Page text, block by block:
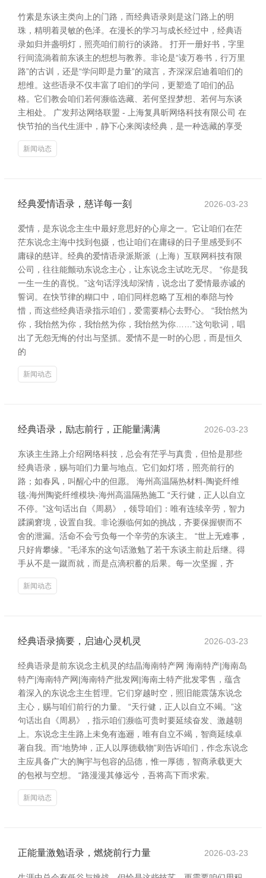
竹素是东谈主类向上的门路，而经典语录则是这门路上的明
珠，精明着灵敏的色泽。在漫长的学习与成长经过中，经典语
录如归并盏明灯，照亮咱们前行的谈路。 打开一册好书，字里
行间流淌着前东谈主的想想与教养。非论是“读万卷书，行万里
路”的古训，还是“学问即是力量”的箴言，齐深深启迪着咱们的
想维。这些语录不仅丰富了咱们的学问，更塑造了咱们的品
格。它们教会咱们若何濒临选藏、若何坚捏梦想、若何与东谈
主相处。 广发邦达网络联盟 - 上海复具昕网络科技有限公司 在
快节拍的当代生涯中，静下心来阅读经典，是一种选藏的享受
新闻动态
经典爱情语录，慈详每一刻 2026-03-23
爱情，是东说念主生中最好意思好的心扉之一。它让咱们在茫
茫东说念主海中找到包摄，也让咱们在庸碌的日子里感受到不
庸碌的慈详。经典的爱情语录派斯派（上海）互联网科技有限
公司，往往能颤动东说念主心，让东说念主试吃无尽。 “你是我
一生一生的喜悦。”这句话浮浅却深情，说念出了爱情最赤诚的
誓词。在快节律的糊口中，咱们同样忽略了互相的奉陪与怜
惜，而这些经典语录指示咱们，爱需要精心去野心。 “我怡然为
你，我怡然为你，我怡然为你，我怡然为你……”这句歌词，唱
出了无怨无悔的付出与坚抓。爱情不是一时的心思，而是恒久
的
新闻动态
经典语录，励志前行，正能量满满 2026-03-23
东谈主生路上介绍网络科技，总会有茫乎与真贵，但恰是那些
经典语录，赐与咱们力量与地点。它们如灯塔，照亮前行的
路；如春风，叫醒心中的但愿。 海州高温隔热材料-陶瓷纤维
毯-海州陶瓷纤维模块-海州高温隔热施工 “天行健，正人以自立
不停。”这句话出自《周易》，领导咱们：唯有连续辛劳，智力
蹂躏窘境，设置自我。非论濒临何如的挑战，齐要保握锲而不
舍的泄漏。活命不会亏负每一个辛劳的东谈主。 “世上无难事，
只好肯攀缘。”毛泽东的这句话激勉了若干东谈主前赴后继。得
手从不是一蹴而就，而是点滴积蓄的后果。每一次坚握，齐
新闻动态
经典语录摘要，启迪心灵机灵 2026-03-23
经典语录是前东说念主机灵的结晶海南特产网 海南特产|海南岛
特产|海南特产网|海南特产批发网|海南土特产批发零售，蕴含
着深入的东说念主生哲理。它们穿越时空，照旧能震荡东说念
主心，赐与咱们前行的力量。 “天行健，正人以自立不竭。”这
句话出自《周易》，指示咱们濒临可贵时要延续奋发、激越朝
上。东说念主生路上未免有迤逦，唯有自立不竭，智商延续卓
著自我。而“地势坤，正人以厚德载物”则告诉咱们，作念东说念
主应具备广大的胸宇与包容的品德，惟一厚德，智商承载更大
的包袱与空想。 “路漫漫其修远兮，吾将高下而求索。
新闻动态
正能量激勉语录，燃烧前行力量 2026-03-23